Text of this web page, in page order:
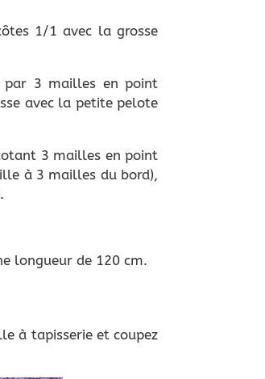
1/1 avec la grosse
par 3 mailles en point
avec la petite pelote
3 mailles en point
à 3 mailles du bord),
longueur de 120 cm.
à tapisserie et coupez